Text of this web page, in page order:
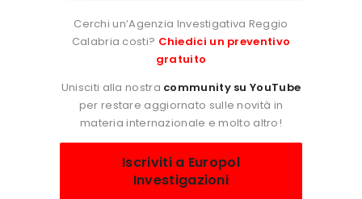
Cerchi un’Agenzia Investigativa Reggio
Calabria costi? Chiedici un preventivo
gratuito
Unisciti alla nostra community su YouTube
per restare aggiornato sulle novità in
materia internazionale e molto altro!
Iscriviti a Europol
Investigazioni